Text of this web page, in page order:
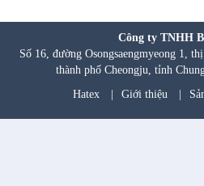
Công ty TNHH
Số 16, đường Osongsaengmyeong 1,
thành phố Cheongju, tỉnh
Hatex
Giới thiệu